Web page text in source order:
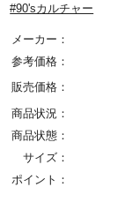
#90'sカルチャー
メーカー：
参考価格：
販売価格：
商品状況：
商品状態：
サイズ：
ポイント：